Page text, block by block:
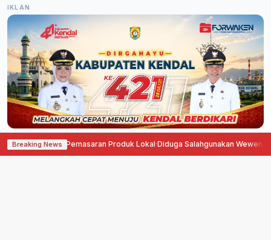
IKLAN
Breaking News
Pemasaran Produk Lokal·Diduga Salahgunakan Wewenang, Erfin